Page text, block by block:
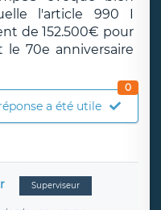
l'article 990 I
de 152.500€ pour
le 70e anniversaire
a été utile
0
Superviseur